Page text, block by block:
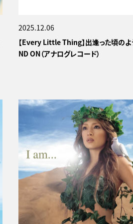
2025.12.06
【Every Little Thing】出逢った頃の
ND ON（アナログレコード）